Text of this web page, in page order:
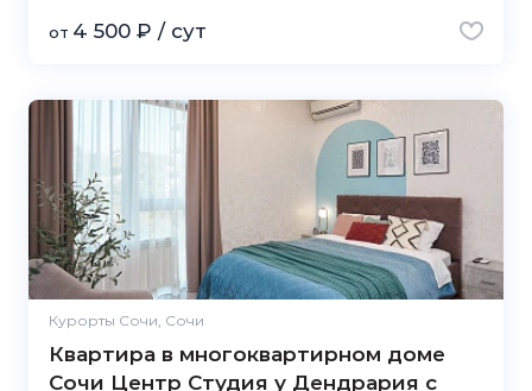
от 4 500 ₽ / сут
Курорты Сочи, Сочи
Квартира в многоквартирном доме
Сочи Центр Студия у Дендрария с